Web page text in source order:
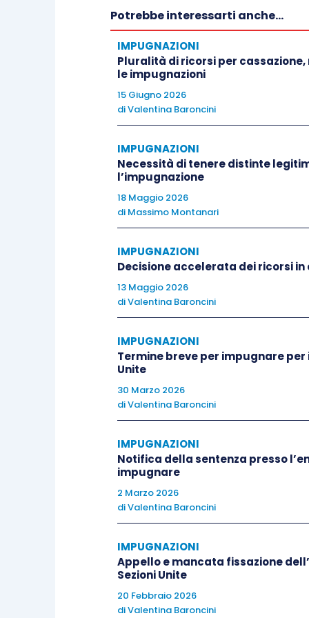
[1] [2] [3] [4] Alla cassazione con rinvio
grado di appello seguiva
art. 389 c.p.c. delle somme
dinanzi al Tribunale di Catania
primo grado, rilevata la designazione
rinvio, dichiarava inammissibile tale
Avverso questa decisione veniva
in capo al giudice del rinvio della
exart. 389 c.p.c.
l’impugnato con controricorso,
SOLUZIONE
[1] In via preliminare la Suprema
e non richiede alcuno specifico
mancanza di un espresso richiamo al
Ad ogni modo, la Suprema Corte
[2] Anzitutto, sul piano generale, viene
determina, in capo allo stesso, una
giudizio; dunque, va dichiarato
dinanzi ad un giudice diverso da quello
[3] Peraltro, l’incontestabilità della
Potrebbe interessarti anche...
IMPUGNAZIONI
Pluralità di ricorsi per
le impugnazioni
15 Giugno 2026
diValentina Baroncini
IMPUGNAZIONI
Necessità di tenere distinte
l’impugnazione
18 Maggio 2026
di Massimo Montanari
IMPUGNAZIONI
Decisione accelerata dei ricorsi
13 Maggio 2026
diValentina Baroncini
IMPUGNAZIONI
Termine breve per impugnare
Unite
30 Marzo 2026
diValentina Baroncini
IMPUGNAZIONI
Notifica della sentenza presso
impugnare
2 Marzo 2026
diValentina Baroncini
IMPUGNAZIONI
Appello e mancata fissazione
Sezioni Unite
20 Febbraio 2026
diValentina Baroncini